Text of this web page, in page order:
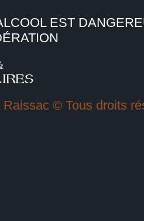
EST
Raissac © Tous droits